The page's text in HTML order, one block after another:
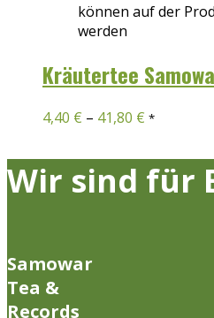
können auf der
werden
Kräutertee
4,40 € – 41,80 € *
Wir sind für
Samowar
Tea &
Records